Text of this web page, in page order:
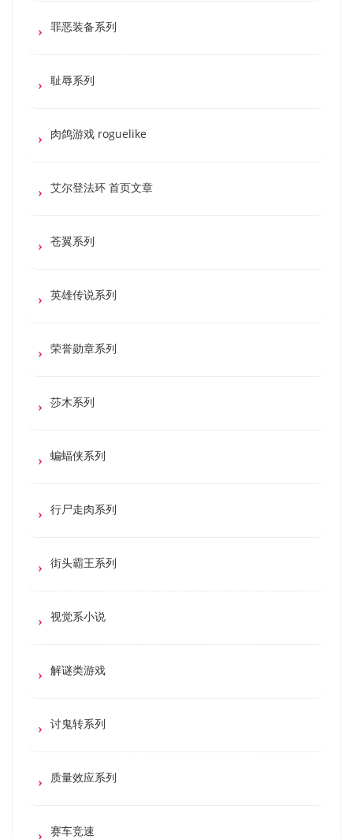
罪恶装备系列
耻辱系列
肉鸽游戏 roguelike
艾尔登法环 首页文章
苍翼系列
英雄传说系列
荣誉勋章系列
莎木系列
蝙蝠侠系列
行尸走肉系列
街头霸王系列
视觉系小说
解谜类游戏
讨鬼转系列
质量效应系列
赛车竞速